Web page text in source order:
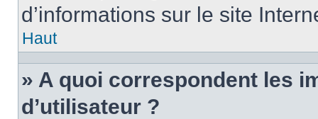
d’informations sur le site
Haut
» A quoi correspondent les
d’utilisateur ?